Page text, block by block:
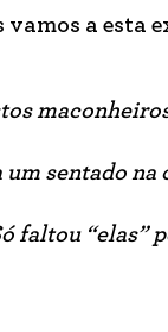
a esta
sentado na
faltou “elas”